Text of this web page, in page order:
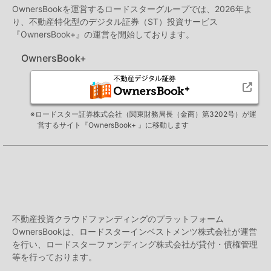
OwnersBookを運営するロードスターグループでは、2026年よ
り、不動産特化型のデジタル証券（ST）投資サービス
『OwnersBook+』の運営を開始しております。
OwnersBook+
※ロードスター証券株式会社（関東財務局長（金商）第3202号）が運
営するサイト『OwnersBook+ 』に移動します
不動産投資クラウドファンディングのプラットフォーム
OwnersBookは、ロードスターインベストメンツ株式会社が運営
を行い、ロードスターファンディング株式会社が貸付・債権管理
等を行っております。